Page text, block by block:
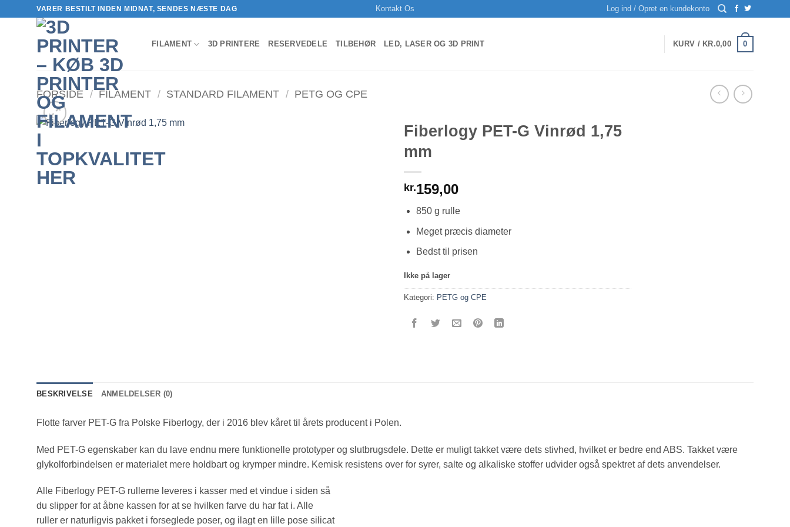
VARER BESTILT INDEN MIDNAT, SENDES NÆSTE DAG Kontakt Os Log ind / Opret en kundekonto
FILAMENT 3D PRINTERE RESERVEDELE TILBEHØR LED, LASER OG 3D PRINT KURV / KR.0,00 0
FORSIDE / FILAMENT / STANDARD FILAMENT / PETG OG CPE
Fiberlogy PET-G Vinrød 1,75
mm
kr.159,00
850 g rulle
Meget præcis diameter
Bedst til prisen
Ikke på lager
Kategori: PETG og CPE
BESKRIVELSE ANMELDELSER (0)
Flotte farver PET-G fra Polske Fiberlogy, der i 2016 blev kåret til årets producent i Polen.
Med PET-G egenskaber kan du lave endnu mere funktionelle prototyper og slutbrugsdele. Dette er muligt takket være dets stivhed, hvilket er bedre end ABS. Takket være
glykolforbindelsen er materialet mere holdbart og krymper mindre. Kemisk resistens over for syrer, salte og alkaliske stoffer udvider også spektret af dets anvendelser.
Alle Fiberlogy PET-G rullerne leveres i kasser med et vindue i siden så
du slipper for at åbne kassen for at se hvilken farve du har fat i. Alle
ruller er naturligvis pakket i forseglede poser, og ilagt en lille pose silicat